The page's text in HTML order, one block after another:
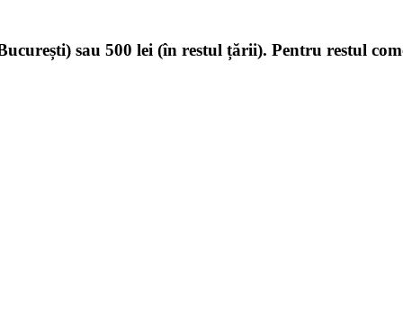
sau 500 lei (în restul țării). Pentru restul